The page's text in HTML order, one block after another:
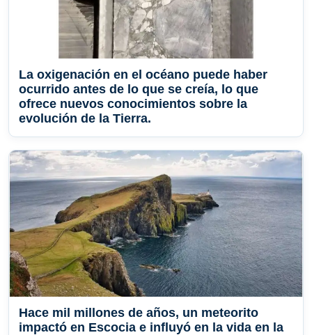
La oxigenación en el océano puede haber
ocurrido antes de lo que se creía, lo que
ofrece nuevos conocimientos sobre la
evolución de la Tierra.
Hace mil millones de años, un meteorito
impactó en Escocia e influyó en la vida en la